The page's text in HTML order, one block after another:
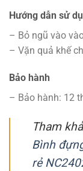
Hướng dẫn sử
– Bỏ ngũ vào
– Vặn quả khế
Bảo hành
– Bảo hành: 12
Tham
Bình
rẻ